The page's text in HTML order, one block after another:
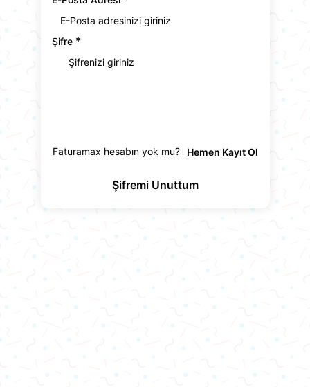
Şifre*
Faturamax hesabın yok mu? Hemen Kayıt Ol
Şifremi Unuttum